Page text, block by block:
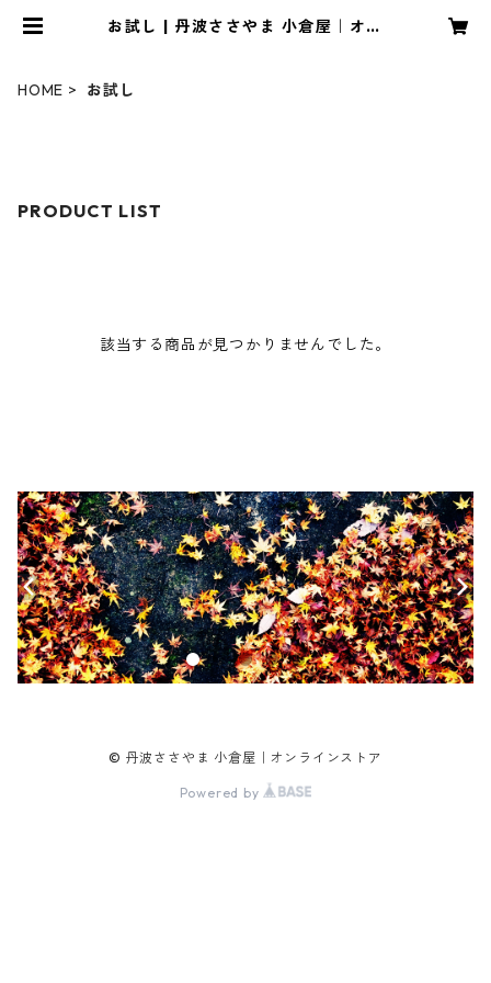
お試し | 丹波ささやま 小倉屋｜オン
HOME お試し
PRODUCT LIST
該当する商品が見つかりませんでした。
© 丹波ささやま 小倉屋｜オンラインストア
Powered by